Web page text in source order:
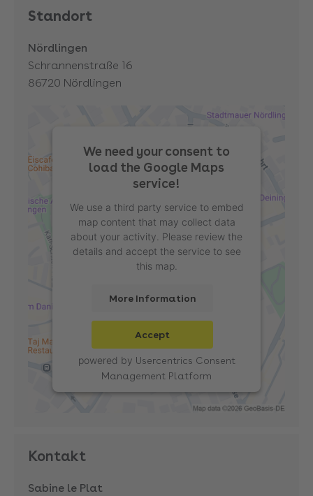
Standort
Nördlingen
Schrannenstraße 16
86720 Nördlingen
We need your consent to
load the Google Maps
service!
We use a third party service to embed
map content that may collect data
about your activity. Please review the
details and accept the service to see
this map.
More Information
Accept
powered by Usercentrics Consent
Management Platform
Kontakt
Sabine le Plat